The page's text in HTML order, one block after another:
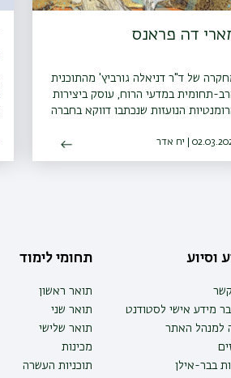
דה פראנס
של ד"ר דניאלה גורביץ' מהתוכנית
תחומית במדעי הרוח, עוסק ביצירות
הנועזות שנכתבו דווקא בחברה
| יח אדר
וסיוע
מידע אישי לסטודנט
למנהל האתר
בבר-אילן
תחומי לימוד
תואר ראשון
תואר שני
תואר שלישי
מכינות
תוכניות העשרה